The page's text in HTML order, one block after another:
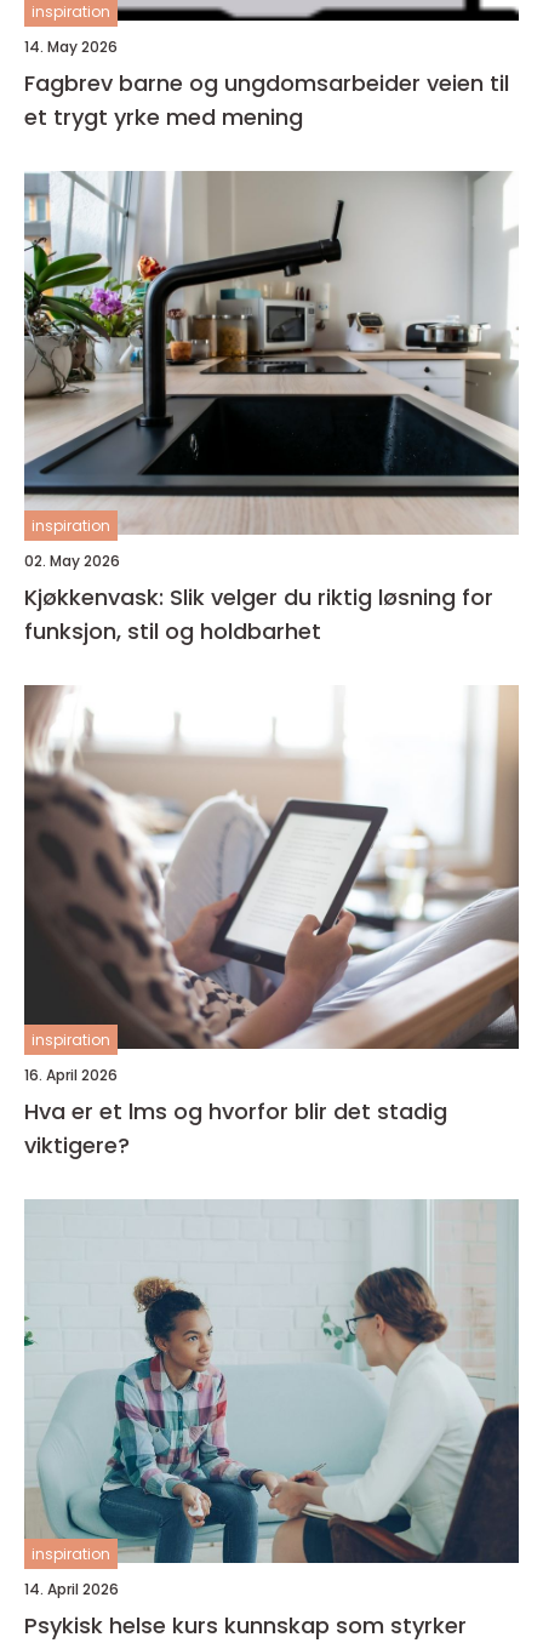
inspiration
14. May 2026
Fagbrev barne og ungdomsarbeider veien til
et trygt yrke med mening
inspiration
02. May 2026
Kjøkkenvask: Slik velger du riktig løsning for
funksjon, stil og holdbarhet
inspiration
16. April 2026
Hva er et lms og hvorfor blir det stadig
viktigere?
inspiration
14. April 2026
Psykisk helse kurs kunnskap som styrker